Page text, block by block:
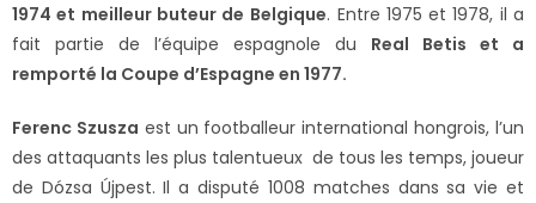
1974 et meilleur buteur de Belgique. Entre 1975 et 1978, il a
fait partie de l’équipe espagnole du Real Betis et a
remporté la Coupe d’Espagne en 1977.
Ferenc Szusza est un footballeur international hongrois, l’un
des attaquants les plus talentueux de tous les temps, joueur
de Dózsa Újpest. Il a disputé 1008 matches dans sa vie et